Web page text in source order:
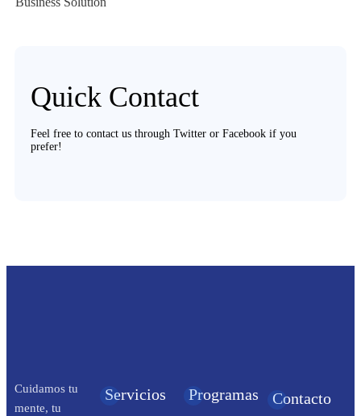
Quick Contact
Feel free to contact us through Twitter or Facebook if you
prefer!
Cuidamos tu
mente, tu
Servicios Programas Contacto